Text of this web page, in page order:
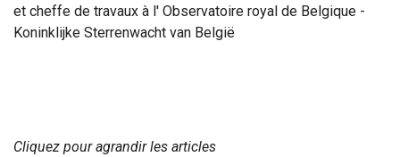
et cheffe de travaux à l' Observatoire royal de Belgique -
Koninklijke Sterrenwacht van België
Cliquez pour agrandir les articles